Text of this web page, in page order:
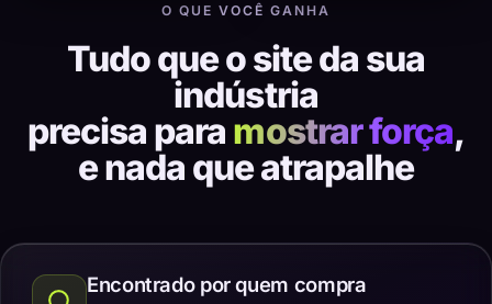
O QUE VOCÊ GANHA
Tudo que o site da sua
indústria
precisa para mostrar força,
e nada que atrapalhe
Encontrado por quem compra